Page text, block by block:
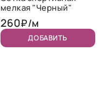
мелкая "Черный"
260₽/м
ДОБАВИТЬ